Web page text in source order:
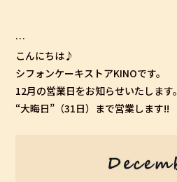
…
こんにちは♪
シフォンケーキストアKINOです。
12月の営業日をお知らせいたします。
“大晦日”（31日）まで営業します!!